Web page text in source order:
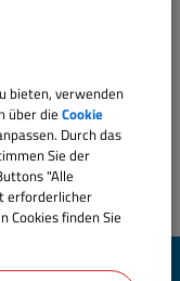
bieten, verwenden
über die Cookie
Durch das
Sie der
"Alle
erforderlicher
Cookies finden Sie